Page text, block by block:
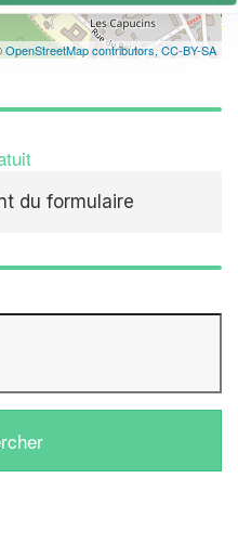
OpenStreetMap contributors,CC-BY-SA
du formulaire